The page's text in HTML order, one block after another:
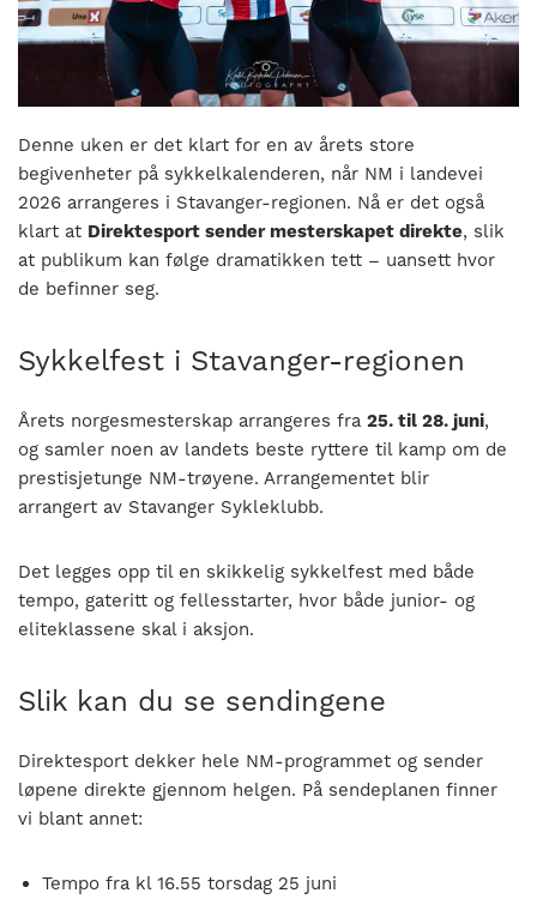
til
folkesport.
Denne uken er det klart for en av årets store
begivenheter på sykkelkalenderen, når NM i landevei
2026 arrangeres i Stavanger-regionen. Nå er det også
klart at Direktesport sender mesterskapet direkte, slik
at publikum kan følge dramatikken tett – uansett hvor
de befinner seg.
Sykkelfest i Stavanger-regionen
Årets norgesmesterskap arrangeres fra 25. til 28. juni,
og samler noen av landets beste ryttere til kamp om de
prestisjetunge NM-trøyene. Arrangementet blir
arrangert av Stavanger Sykleklubb.
Det legges opp til en skikkelig sykkelfest med både
tempo, gateritt og fellesstarter, hvor både junior- og
eliteklassene skal i aksjon.
Slik kan du se sendingene
Direktesport dekker hele NM-programmet og sender
løpene direkte gjennom helgen. På sendeplanen finner
vi blant annet:
Tempo fra kl 16.55 torsdag 25 juni